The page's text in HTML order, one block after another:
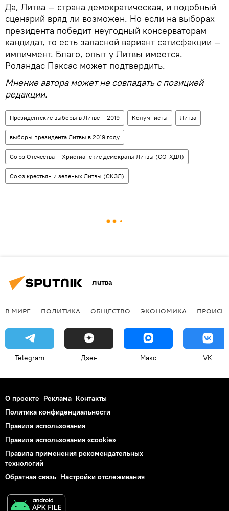
Да, Литва — страна демократическая, и подобный
сценарий вряд ли возможен. Но если на выборах
президента победит неугодный консерваторам
кандидат, то есть запасной вариант сатисфакции —
импичмент. Благо, опыт у Литвы имеется.
Роландас Паксас может подтвердить.
Мнение автора может не совпадать с позицией
редакции.
Президентские выборы в Литве — 2019 Колумнисты Литва
выборы президента Литвы в 2019 году
Союз Отечества — Христианские демократы Литвы (СО-ХДЛ)
Союз крестьян и зеленых Литвы (СКЗЛ)
Литва
В МИРЕ ПОЛИТИКА ОБЩЕСТВО ЭКОНОМИКА
Telegram Дзен Макс VK
О проекте Реклама Контакты
Политика конфиденциальности
Правила использования
Правила использования «cookie»
Правила применения рекомендательных
технологий
Обратная связь Настройки отслеживания